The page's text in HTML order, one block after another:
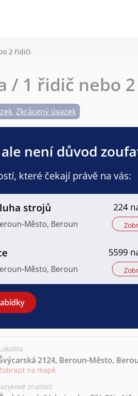
2 řidiči
/ 1 řidič nebo
, Zkrácený úvazek
není důvod
které čekají právě na vás:
strojů
Město, Beroun
224
Město, Beroun
5599
2124, Beroun-Město,
na mapě
znalosti